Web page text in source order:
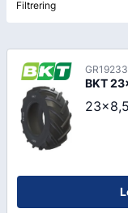
Filtrering
GR19233
BKT